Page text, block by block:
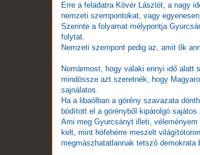
Erre a feladatra Kövér Lászlót, a nagy
nemzeti szempontokat, vagy
Szerinte a folyamat mélypontja
folytat.
Nemzeti szempont pedig az, amit ők
Nomármost, hogy valaki ennyi idő alatt
mindössze azt szeretnék, hogy
sajnálatos.
Ha a libaólban a görény szavazata
bódított el a görényből kipárolgó sajátos
Ami meg Gyurcsányt illeti,
kelt, mint hófehérre meszelt
megmászhatatlannak tetsző demokrata